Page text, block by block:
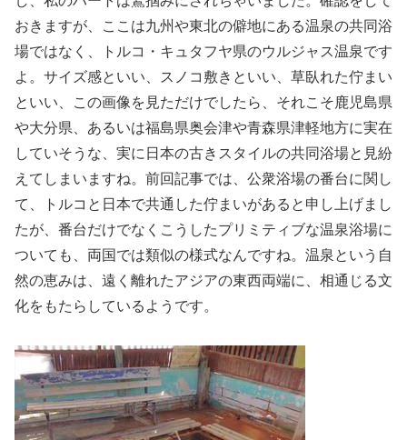
おきますが、ここは九州や東北の僻地にある温泉の共同浴
場ではなく、トルコ・キュタフヤ県のウルジャス温泉です
よ。サイズ感といい、スノコ敷きといい、草臥れた佇まい
といい、この画像を見ただけでしたら、それこそ鹿児島県
や大分県、あるいは福島県奥会津や青森県津軽地方に実在
していそうな、実に日本の古きスタイルの共同浴場と見紛
えてしまいますね。前回記事では、公衆浴場の番台に関し
て、トルコと日本で共通した佇まいがあると申し上げまし
たが、番台だけでなくこうしたプリミティブな温泉浴場に
ついても、両国では類似の様式なんですね。温泉という自
然の恵みは、遠く離れたアジアの東西両端に、相通じる文
化をもたらしているようです。